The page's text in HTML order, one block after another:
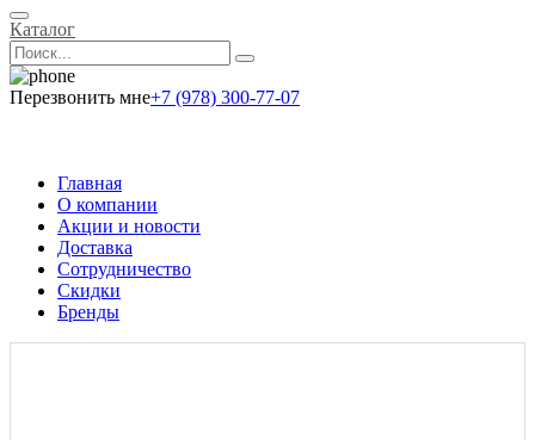
Каталог
Перезвонить мне+7 (978) 300-77-07
Главная
О компании
Акции и новости
Доставка
Сотрудничество
Скидки
Бренды